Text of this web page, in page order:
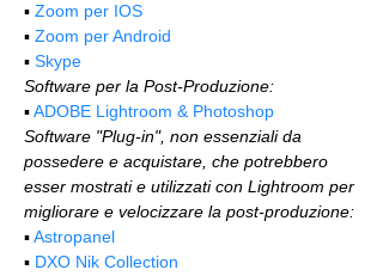
▪️ Zoom per IOS
▪️ Zoom per Android
▪️ Skype
Software per la Post-Produzione:
▪️ ADOBE Lightroom & Photoshop
Software "Plug-in", non essenziali da
possedere e acquistare, che potrebbero
esser mostrati e utilizzati con Lightroom per
migliorare e velocizzare la post-produzione:
▪️ Astropanel
▪️ DXO Nik Collection